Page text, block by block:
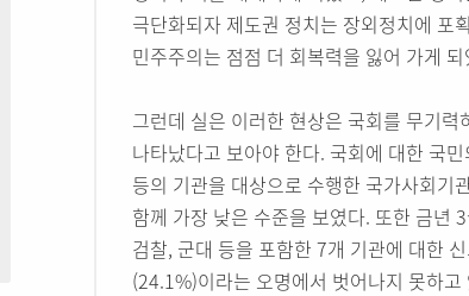
극단화되자 제도권 정치는 장외정치에 포
민주주의는 점점 더 회복력을 잃어 가게 되
그런데 실은 이러한 현상은 국회를 무기
나타났다고 보아야 한다. 국회에 대한 국
등의 기관을 대상으로 수행한 국가사회
함께 가장 낮은 수준을 보였다. 또한 금년
검찰, 군대 등을 포함한 7개 기관에 대한
(24.1%)이라는 오명에서 벗어나지 못하고